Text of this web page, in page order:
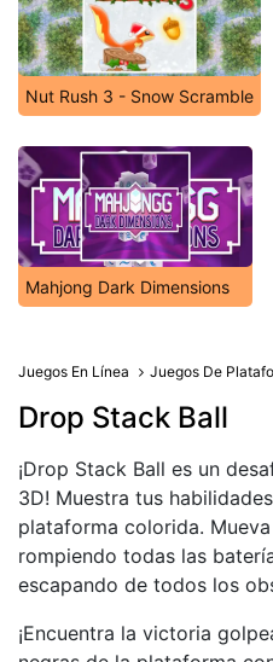
Nut Rush 3 - Snow Scramble
Mahjong Dark Dimensions
Juegos En Línea Juegos De
Drop Stack Ball
¡Drop Stack Ball es un
3D! Muestra tus
plataforma colorida.
rompiendo todas las
escapando de todos los
¡Encuentra la victoria